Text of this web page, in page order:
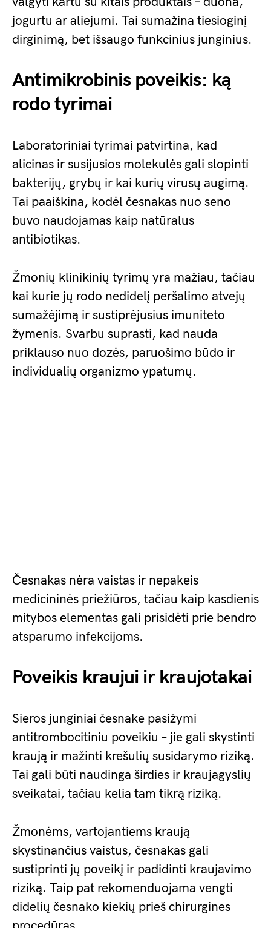
jogurtu ar aliejumi. Tai sumažina tiesioginį
dirginimą, bet išsaugo funkcinius junginius.
Antimikrobinis poveikis: ką
rodo tyrimai
Laboratoriniai tyrimai patvirtina, kad
alicinas ir susijusios molekulės gali slopinti
bakterijų, grybų ir kai kurių virusų augimą.
Tai paaiškina, kodėl česnakas nuo seno
buvo naudojamas kaip natūralus
antibiotikas.
Žmonių klinikinių tyrimų yra mažiau, tačiau
kai kurie jų rodo nedidelį peršalimo atvejų
sumažėjimą ir sustiprėjusius imuniteto
žymenis. Svarbu suprasti, kad nauda
priklauso nuo dozės, paruošimo būdo ir
individualių organizmo ypatumų.
Česnakas nėra vaistas ir nepakeis
medicininės priežiūros, tačiau kaip kasdienis
mitybos elementas gali prisidėti prie bendro
atsparumo infekcijoms.
Poveikis kraujui ir kraujotakai
Sieros junginiai česnake pasižymi
antitrombocitiniu poveikiu – jie gali skystinti
kraują ir mažinti krešulių susidarymo riziką.
Tai gali būti naudinga širdies ir kraujagyslių
sveikatai, tačiau kelia tam tikrą riziką.
Žmonėms, vartojantiems kraują
skystinančius vaistus, česnakas gali
sustiprinti jų poveikį ir padidinti kraujavimo
riziką. Taip pat rekomenduojama vengti
didelių česnako kiekių prieš chirurgines